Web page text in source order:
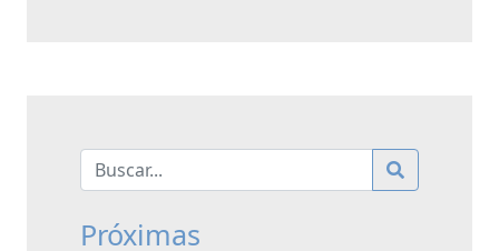
Próximas